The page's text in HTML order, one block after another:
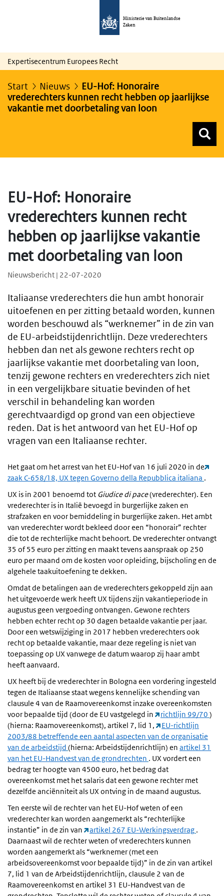
Ministerie van Buitenlandse
Zaken
Expertisecentrum Europees Recht
Start Nieuws
EU-Hof: Honoraire
vrederechters kunnen recht hebben op jaarlijkse
vakantie met doorbetaling van loon
EU-Hof: Honoraire
vrederechters kunnen recht
hebben op jaarlijkse vakantie
met doorbetaling van loon
Nieuwsbericht | 22-07-2020
Italiaanse vrederechters die hun ambt honorair
uitoefenen en per zitting betaald worden, kunnen
worden beschouwd als “werknemer” in de zin van
de EU-arbeidstijdenrichtlijn. Deze vrederechters
hebben dan net als gewone rechters recht op
jaarlijkse vakantie met doorbetaling van loon,
tenzij gewone rechters en vrederechters zich niet
in een vergelijkbare situatie bevinden of het
verschil in behandeling kan worden
gerechtvaardigd op grond van een objectieve
reden. Dat is het antwoord van het EU-Hof op
vragen van een Italiaanse rechter.
Het gaat om het arrest van het EU-Hof van 16 juli 2020 in de
zaak C-658/18, UX tegen Governo della Repubblica italiana .
UX is in 2001 benoemd tot Giudice di pace(vrederechter). Een
vrederechter is in Italië bevoegd in burgerlijke zaken en
strafzaken en voor bemiddeling in burgerlijke zaken. Het ambt
van vrederechter wordt bekleed door een “honorair” rechter
die tot de rechterlijke macht behoort. De vrederechter ontvangt
35 of 55 euro per zitting en maakt tevens aanspraak op 250
euro per maand om de kosten voor opleiding, bijscholing en de
algehele taakuitoefening te dekken.
Omdat de betalingen aan de vrederechters gekoppeld zijn aan
het uitgevoerde werk heeft UX tijdens zijn vakantieperiode in
augustus geen vergoeding ontvangen. Gewone rechters
hebben echter recht op 30 dagen betaalde vakantie per jaar.
Door een wetswijziging in 2017 hebben vrederechters ook
recht op betaalde vakantie, maar deze regeling is niet van
toepassing op UX vanwege de datum waarop zij haar ambt
heeft aanvaard.
UX heeft bij de vrederechter in Bologna een vordering ingesteld
tegen de Italiaanse staat wegens kennelijke schending van
clausule 4 van de Raamovereenkomst inzake overeenkomsten
voor bepaalde tijd (door de EU vastgelegd in
richtlijn 99/70 )
(hierna: Raamovereenkomst), artikel 7, lid 1,
EU-richtlijn
2003/88 betreffende een aantal aspecten van de organisatie
van de arbeidstijd (hierna: Arbeidstijdenrichtlijn) en artikel 31
van het EU-Handvest van de grondrechten . UX vordert een
bedrag ter hoogte van 4500 euro, het bedrag dat
overeenkomst met het salaris dat een gewone rechter met
dezelfde anciënniteit als UX ontving in de maand augustus.
Ten eerste wil de rechter van het EU-Hof weten of een
vrederechter kan worden aangemerkt als “rechterlijke
instantie” in de zin van
artikel 267 EU-Werkingsverdrag .
Daarnaast wil de rechter weten of vrederechters kunnen
worden aangemerkt als “werknemer (met een
arbeidsovereenkomst voor bepaalde tijd)” in de zin van artikel
7, lid 1 van de Arbeidstijdenrichtlijn, clausule 2 van de
Raamovereenkomst en artikel 31 EU-Handvest van de